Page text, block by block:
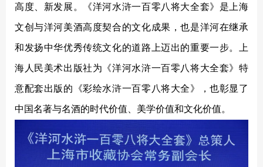
高度、新发展。《洋河水浒一百零八将大全套》是上海
文创与洋河美酒高度契合的文化成果，也是洋河在继承
和发扬中华优秀传统文化的道路上迈出的重要一步。上
海人民美术出版社为《洋河水浒一百零八将大全套》特
意配套出版的《彩绘水浒一百零八将大全》，也彰显了
中国名著与名酒的时代价值、美学价值和文化价值。